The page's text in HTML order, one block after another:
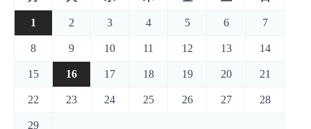
1 2 3 4 5 6 7
8 9 10 11 12 13 14
15 16 17 18 19 20 21
22 23 24 25 26 27 28
29